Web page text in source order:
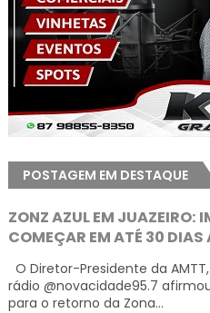
POSTAGEM EM DESTAQUE
ZONZ AZUL EM JUAZEIRO:
COMEÇAR EM ATÉ 30
O Diretor-Presidente da
rádio @novacidade95.7
para o retorno da Zona...